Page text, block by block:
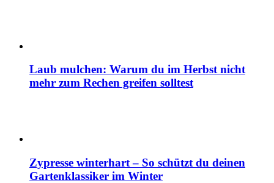
Laub mulchen: Warum du im Herbst nicht
mehr zum Rechen greifen solltest
Zypresse winterhart – So schützt du deinen
Gartenklassiker im Winter